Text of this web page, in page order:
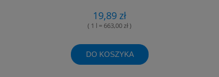
19,89 zł
( 1 l = 663,00 zł )
DO KOSZYKA